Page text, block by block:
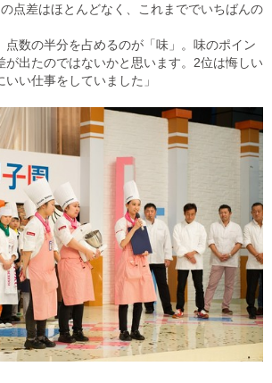
点差はほとんどなく、これまででいちばんの
点数の半分を占めるのが「味」。味のポイン
が出たのではないかと思います。2位は悔しい
い仕事をしていました」